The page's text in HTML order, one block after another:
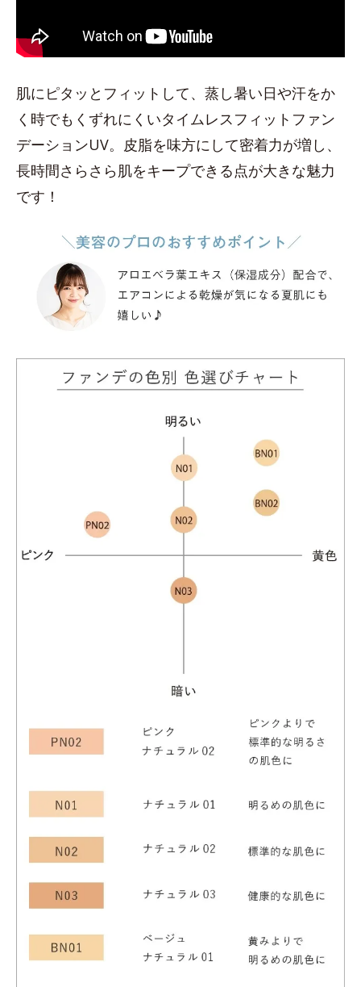
肌にピタッとフィットして、蒸し暑い日や汗をか
く時でもくずれにくいタイムレスフィットファン
デーションUV。皮脂を味方にして密着力が増し、
長時間さらさら肌をキープできる点が大きな魅力
です！